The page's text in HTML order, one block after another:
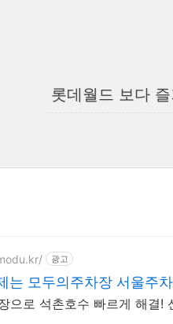
롯데월드 보다
광고
는 모두의주차장 서울주
으로 석촌호수 빠르게 해결!